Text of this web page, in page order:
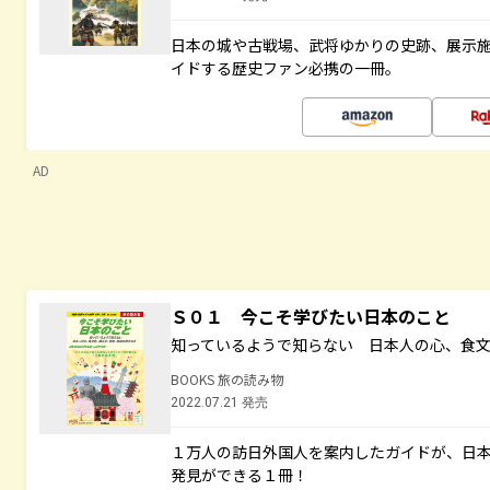
日本の城や古戦場、武将ゆかりの史跡、展示
イドする歴史ファン必携の一冊。
AD
Ｓ０１ 今こそ学びたい日本のこと
知っているようで知らない 日本人の心、食
BOOKS 旅の読み物
2022.07.21 発売
１万人の訪日外国人を案内したガイドが、日
発見ができる１冊！